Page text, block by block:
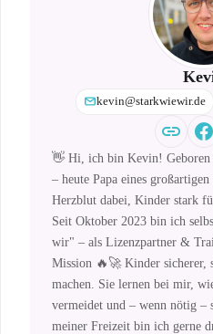
kevin@starkwiewir.de
👋 Hi, ich bin Kevin! Geboren
– heute Papa eines
Herzblut dabei, Kinder stark
Seit Oktober 2023 bin ich
wir" – als Lizenzpartner &
Mission 🔥🚀 Kinder sicherer,
machen. Sie lernen bei mir,
vermeidet und – wenn nötig –
meiner Freizeit bin ich gerne